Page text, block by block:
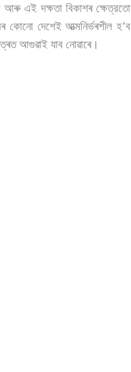
আৰু এই দক্ষতা বিকাশৰ ক্ষেত্রতো
কোনো দেশেই আত্মনির্ভৰশীল হ’ব
আগুৱাই যাব নোৱাৰে।